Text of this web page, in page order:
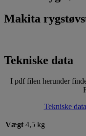
Makita
Tekniske data
I pdf filen herunder
Tekniske
Vægt 4,5 kg